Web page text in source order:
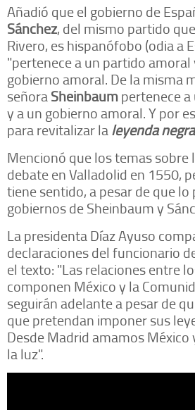
Añadió que el gobierno de
Sánchez, del mismo partido
Rivero, es hispanófobo (odia a
"pertenece a un partido amoral
gobierno amoral. De la misma
señoraSheinbaumpertenece
y a un gobierno amoral. Y por
para revitalizar laleyenda negra
Mencionó que los temas sobre
debate en Valladolid en 1550,
tiene sentido, a pesar de que
gobiernos de Sheinbaum y
La presidenta Díaz Ayuso
declaraciones del funcionario
el texto: "Las relaciones entre
componen México y la
seguirán adelante a pesar de
que pretendan imponer sus
Desde Madrid amamos México
la luz".